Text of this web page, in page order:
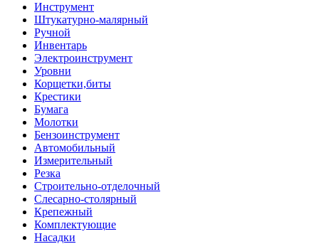
Инструмент
Штукатурно-малярный
Ручной
Инвентарь
Электроинструмент
Уровни
Корщетки,биты
Крестики
Бумага
Молотки
Бензоинструмент
Автомобильный
Измерительный
Резка
Строительно-отделочный
Слесарно-столярный
Крепежный
Комплектующие
Насадки